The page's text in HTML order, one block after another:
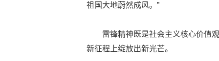
祖国大地蔚然成风。”
雷锋精神既是社会主义核心价值
新征程上绽放出新光芒。